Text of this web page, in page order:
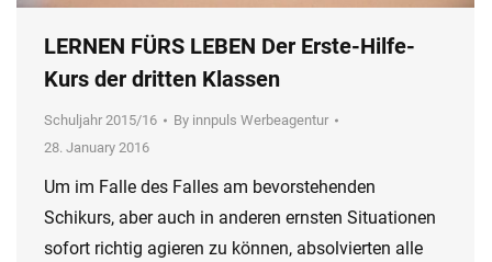
LERNEN FÜRS LEBEN Der Erste-Hilfe-
Kurs der dritten Klassen
Schuljahr 2015/16 By innpuls Werbeagentur
28. January 2016
Um im Falle des Falles am bevorstehenden
Schikurs, aber auch in anderen ernsten Situationen
sofort richtig agieren zu können, absolvierten alle